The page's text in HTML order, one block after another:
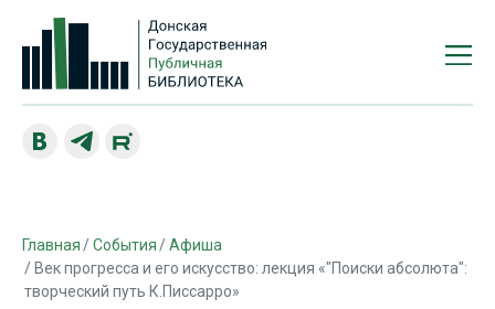
Главная События
Афиша
Век прогресса и его искусство: лекция «"Поиски абсолюта":
творческий путь К.Писсарро»